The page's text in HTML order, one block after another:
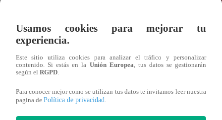
Mujeres indígenas y amazónicas del Perú
derecho a la consulta previa
Usamos cookies para mejorar tu
experiencia.
Este sitio utiliza cookies para analizar el tráfico y personalizar
contenido. Si estás en la Unión Europea, tus datos se gestionarán
según el RGPD.
Para conocer mejor como se utilizan tus datos te invitamos leer nuestra
pagina de Política de privacidad.